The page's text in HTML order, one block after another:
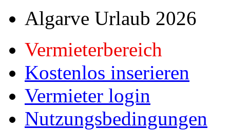
Algarve Urlaub 2026
Vermieterbereich
Kostenlos inserieren
Vermieter login
Nutzungsbedingungen